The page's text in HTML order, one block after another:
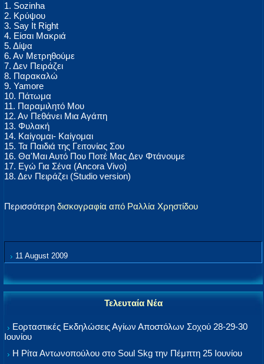
1. Sozinha
2. Κρύψου
3. Say It Right
4. Είσαι Μακριά
5. Δίψα
6. Αν Μετρηθούμε
7. Δεν Πειράζει
8. Παρακαλώ
9. Yamore
10. Πάτωμα
11. Παραμιλητό Μου
12. Αν Πεθάνει Μια Αγάπη
13. Φυλακή
14. Καίγομαι- Καίγομαι
15. Τα Παιδιά της Γειτονίας Σου
16. Θα'Μαι Αυτό Που Ποτέ Μας Δεν Φτάνουμε
17. Εγώ Για Σένα (Ancora Vivo)
18. Δεν Πειράζει (Studio version)
Περισσότερη δισκογραφία από Ραλλία Χρηστίδου
11 August 2009
Τελευταία Νέα
Εορταστικές Εκδηλώσεις Αγίων Αποστόλων Σοχού 28-29-30
Ιουνίου
Η Ρίτα Αντωνοπούλου στο Soul Skg την Πέμπτη 25 Ιουνίου